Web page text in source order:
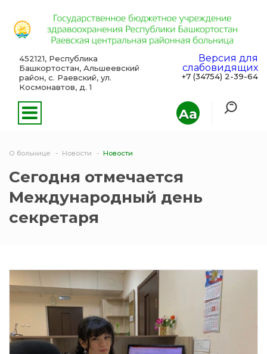
Aa
452121, Республика
Башкортостан, Альшеевский
район, с. Раевский, ул.
Космонавтов, д. 1
Версия для
слабовидящих
+7 (34754) 2-39-64
О больнице Новости Новости
Сегодня отмечается
Международный день
секретаря